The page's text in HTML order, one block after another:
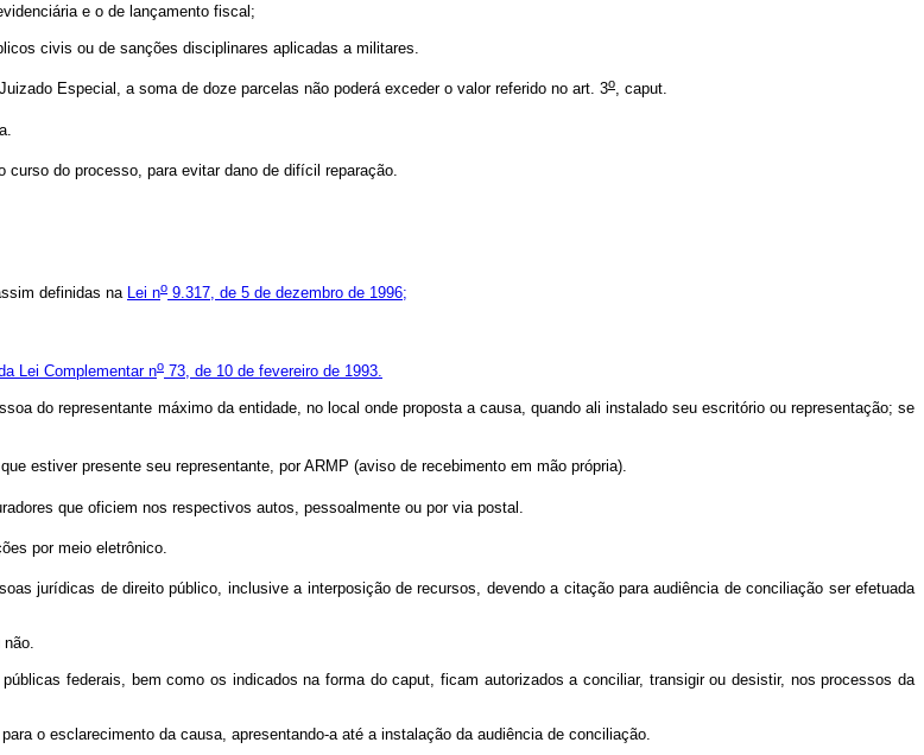
e o de lançamento fiscal;
civis ou de sanções disciplinares aplicadas a militares.
Especial, a soma de doze parcelas não poderá exceder o valor referido no art. 3o, caput.
do processo, para evitar dano de difícil reparação.
definidas na Lei no 9.317, de 5 de dezembro de 1996;
Lei Complementar no 73, de 10 de fevereiro de 1993.
do representante máximo da entidade, no local onde proposta a causa, quando ali instalado seu escritório ou representação; se
estiver presente seu representante, por ARMP (aviso de recebimento em mão própria).
que oficiem nos respectivos autos, pessoalmente ou por via postal.
por meio eletrônico.
jurídicas de direito público, inclusive a interposição de recursos, devendo a citação para audiência de conciliação ser efetuada
não.
federais, bem como os indicados na forma do caput, ficam autorizados a conciliar, transigir ou desistir, nos processos da
o esclarecimento da causa, apresentando-a até a instalação da audiência de conciliação.